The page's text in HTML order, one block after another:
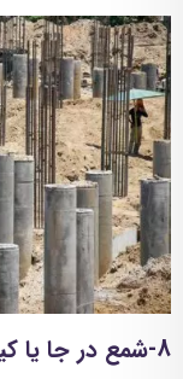
8-شمع در جا یا کیسون